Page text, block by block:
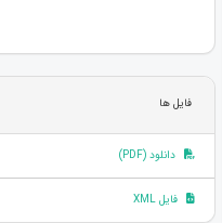
فایل ها
دانلود (PDF)
فایل XML